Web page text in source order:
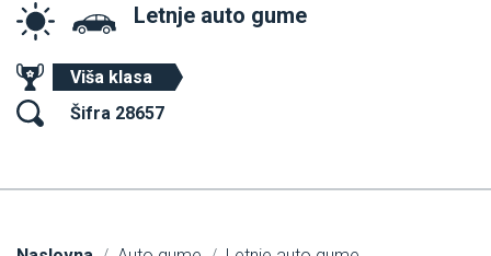
Letnje auto gume
Viša klasa
Šifra 28657